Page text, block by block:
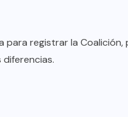
para registrar la
diferencias.